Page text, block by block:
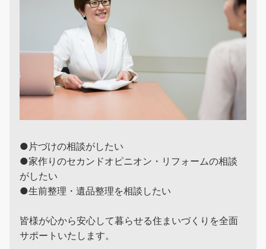
●片づけの相談がしたい
●家作りのセカンドオピニオン・リフォームの相談
がしたい
●生前整理・遺品整理を相談したい
皆様が心から安心して暮らせる住まいづくりを全面
サポートいたします。